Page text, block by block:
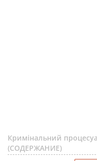
Кримінальний
(СОДЕРЖАНИЕ)